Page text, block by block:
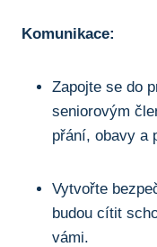
Komunikace:
Zapojte se do
seniorovým
přání, obavy a
Vytvořte
budou cítit
vámi.